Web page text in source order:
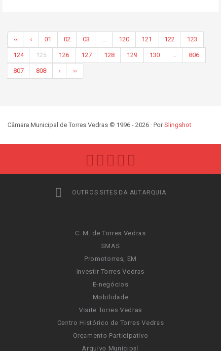
‹‹ ‹ 01 02 03 … 120 121 122 123
124 125 126 127 128 129 130 … 806
807 808 › ››
Câmara Municipal de Torres Vedras © 1996 - 2026 · PorSlingshot
OUTROS SITES DA AUTARQUIA
C. M. de Torres Vedras
SMAS
Promotorres, EM
Investir Torres Vedras
E-negócios
Mobilidade
Visite Torres Vedras
Centro Histórico de Torres Vedras
Orçamento Participativo
Arquivo Municipal